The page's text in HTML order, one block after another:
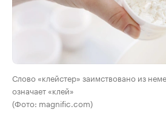
Слово «клейстер» заимствовано из
означает «клей»
(Фото: magnific.com)